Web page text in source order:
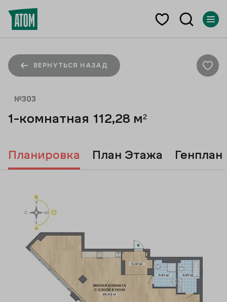
ВЕРНУТЬСЯ НАЗАД
№303
1-комнатная 112,28 м²
Планировка План Этажа Генплан